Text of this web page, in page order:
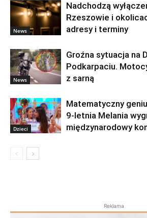
News
Nadchodzą
Rzeszowie i
adresy i terminy
News
Groźna sytuacja na
Podkarpaciu.
z sarną
Dzieci
Matematyczny
9-letnia Melania
międzynarodowy
Reklama